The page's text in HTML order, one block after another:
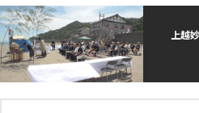
上越